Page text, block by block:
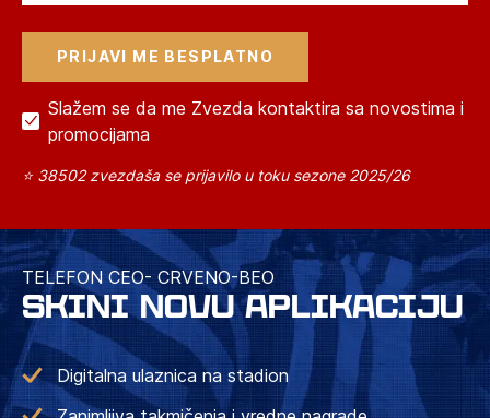
Slažem se da me Zvezda kontaktira sa novostima i
promocijama
⭐ 38502 zvezdaša se prijavilo u toku sezone 2025/26
TELEFON CEO- CRVENO-BEO
SKINI NOVU APLIKACIJU
Digitalna ulaznica na stadion